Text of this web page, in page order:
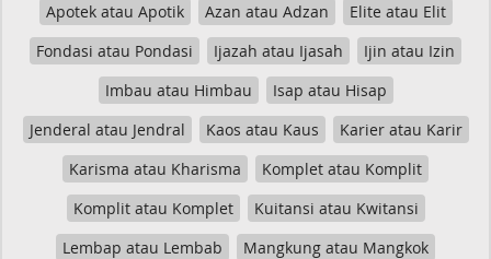
Apotek atau Apotik
Azan atau Adzan
Elite atau Elit
Fondasi atau Pondasi
Ijazah atau Ijasah
Ijin atau Izin
Imbau atau Himbau
Isap atau Hisap
Jenderal atau Jendral
Kaos atau Kaus
Karier atau Karir
Karisma atau Kharisma
Komplet atau Komplit
Komplit atau Komplet
Kuitansi atau Kwitansi
Lembap atau Lembab
Mangkung atau Mangkok